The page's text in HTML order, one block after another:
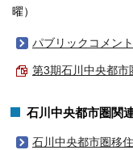
曜）
パブリックコメン
第3期石川中央都市
石川中央都市圏関
石川中央都市圏移